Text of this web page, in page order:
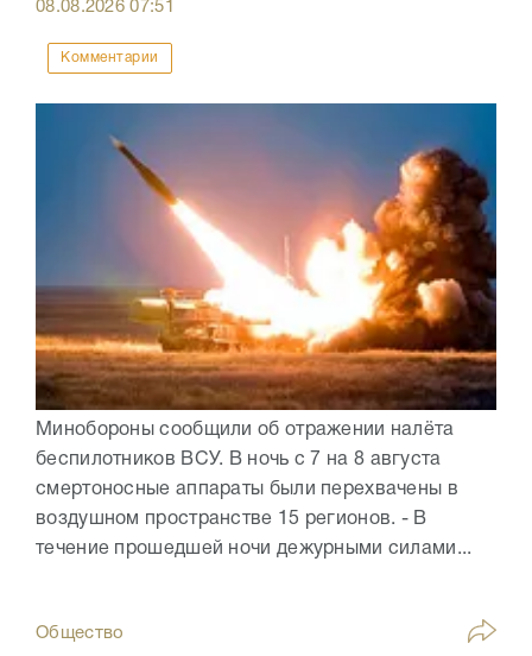
08.08.202607:51
Комментарии
Минобороны сообщили об отражении налёта
беспилотников ВСУ. В ночь с 7 на 8 августа
смертоносные аппараты были перехвачены в
воздушном пространстве 15 регионов. - В
течение прошедшей ночи дежурными силами...
Общество